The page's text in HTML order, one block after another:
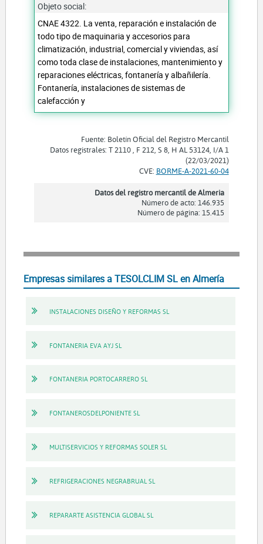
Objeto social:
CNAE 4322. La venta, reparación e instalación de
todo tipo de maquinaria y accesorios para
climatización, industrial, comercial y viviendas, así
como toda clase de instalaciones, mantenimiento y
reparaciones eléctricas, fontanería y albañilería.
Fontanería, instalaciones de sistemas de
calefacción y
Fuente: Boletín Oficial del Registro Mercantil
Datos registrales: T 2110 , F 212, S 8, H AL 53124, I/A 1
(22/03/2021)
CVE: BORME-A-2021-60-04
Datos del registro mercantil de Almeria
Número de acto: 146.935
Número de página: 15.415
Empresas similares a TESOLCLIM SL en Almería
INSTALACIONES DISEÑO Y REFORMAS SL
FONTANERIA EVA AYJ SL
FONTANERIA PORTOCARRERO SL
FONTANEROSDELPONIENTE SL
MULTISERVICIOS Y REFORMAS SOLER SL
REFRIGERACIONES NEGRABRUAL SL
REPARARTE ASISTENCIA GLOBAL SL